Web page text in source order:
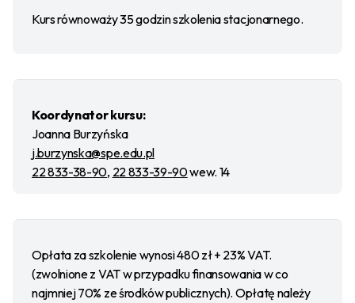
Kurs równoważy 35 godzin szkolenia stacjonarnego.
Koordynator kursu:
Joanna Burzyńska
j.burzynska@spe.edu.pl
22 833-38-90, 22 833-39-90wew. 14
Opłata za szkolenie wynosi 480 zł + 23% VAT.
(zwolnione z VAT w przypadku finansowania w co
najmniej 70% ze środków publicznych). Opłatę należy